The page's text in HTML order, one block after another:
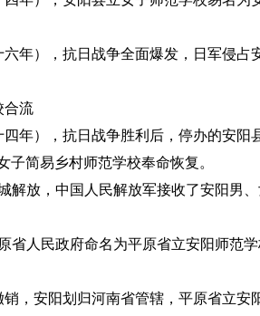
六年），抗日战争全面爆发，日军侵占
合流
四年），抗日战争胜利后，停办的安阳
子简易乡村师范学校奉命恢复。
解放，中国人民解放军接收了安阳男
省人民政府命名为平原省立安阳师范
销，安阳划归河南省管辖，平原省立安